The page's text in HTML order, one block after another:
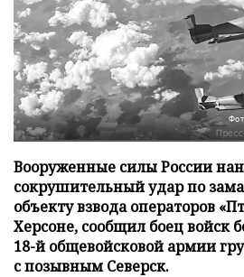
Вооруженные силы России
сокрушительный удар по
объекту взвода операторов
Херсоне, сообщил боец войск
18-й общевойсковой армии
с позывным Северск.